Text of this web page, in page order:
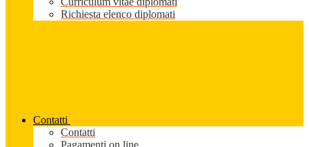
Richiesta elenco diplomati
Contatti
Contatti